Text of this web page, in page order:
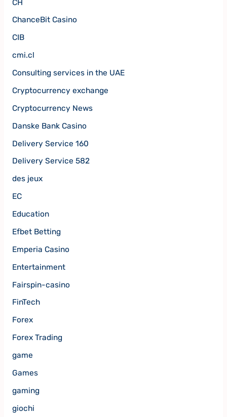
CH
ChanceBit Casino
CIB
cmi.cl
Consulting services in the UAE
Cryptocurrency exchange
Cryptocurrency News
Danske Bank Casino
Delivery Service 160
Delivery Service 582
des jeux
EC
Education
Efbet Betting
Emperia Casino
Entertainment
Fairspin-casino
FinTech
Forex
Forex Trading
game
Games
gaming
giochi